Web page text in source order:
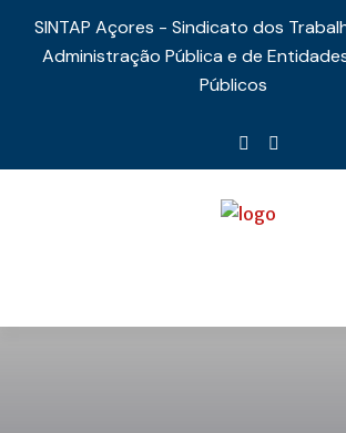
SINTAP Açores - Sindicato dos
Administração Pública e de
Públicos